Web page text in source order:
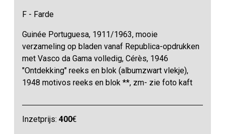
F - Farde
Guinée Portuguesa, 1911/1963, mooie
verzameling op bladen vanaf Republica-opdrukken
met Vasco da Gama volledig, Cérès, 1946
"Ontdekking" reeks en blok (albumzwart vlekje),
1948 motivos reeks en blok **, zm- zie foto kaft
Inzetprijs:400€